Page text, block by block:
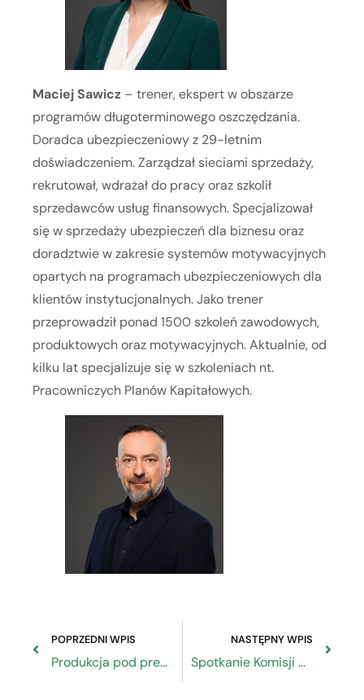
Maciej Sawicz – trener, ekspert w obszarze
programów długoterminowego oszczędzania.
Doradca ubezpieczeniowy z 29-letnim
doświadczeniem. Zarządzał sieciami sprzedaży,
rekrutował, wdrażał do pracy oraz szkolił
sprzedawców usług finansowych. Specjalizował
się w sprzedaży ubezpieczeń dla biznesu oraz
doradztwie w zakresie systemów motywacyjnych
opartych na programach ubezpieczeniowych dla
klientów instytucjonalnych. Jako trener
przeprowadził ponad 1500 szkoleń zawodowych,
produktowych oraz motywacyjnych. Aktualnie, od
kilku lat specjalizuje się w szkoleniach nt.
Pracowniczych Planów Kapitałowych.
POPRZEDNI WPIS
Produkcja pod presją, spowolnienie w budownictwie i odporność kategorii usług
NASTĘPNY WPIS
Spotkanie Komisji Branżowej Bioenergoterapeutów, Radiestetów i Naturopatów w ZRP